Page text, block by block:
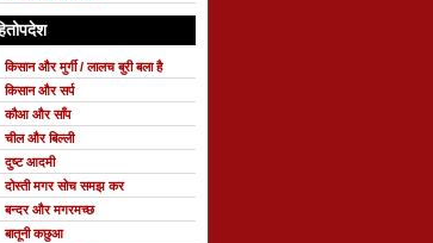
किसान और मुर्गी / लालच बुरी बला है
किसान और सर्प
कौआ और साँप
चील और बिल्ली
दुष्ट आदमी
दोस्ती मगर सोच समझ कर
बन्दर और मगरमच्छ
बातूनी कछुआ